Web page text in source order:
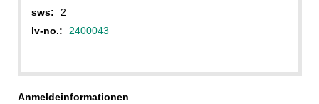
sws:
2
lv-no.:
2400043
Anmeldeinformationen